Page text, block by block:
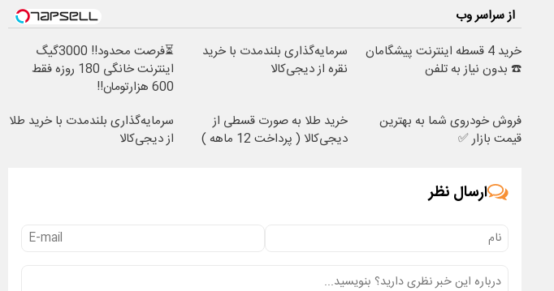
از سراسر وب
خرید 4 قسطه اینترنت پیشگامان
☎️ بدون نیاز به تلفن
سرمایه‌گذاری بلندمدت با خرید
نقره از دیجی‌کالا
⏳فرصت محدود!! 3000گیگ
اینترنت خانگی 180 روزه فقط
600 هزارتومان!!
فروش خودروی شما به بهترین
قیمت بازار ✅
خرید طلا به صورت قسطی از
دیجی‌کالا ( پرداخت 12 ماهه )
سرمایه‌گذاری بلندمدت با خرید طلا
از دیجی‌کالا
ارسال نظر